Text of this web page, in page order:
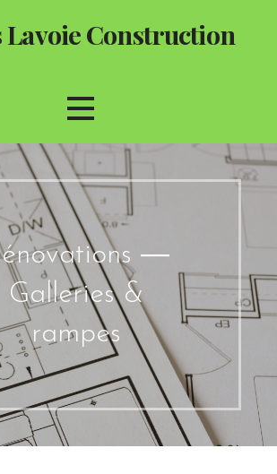
Lavoie Construction
―
Galleries &
rampes